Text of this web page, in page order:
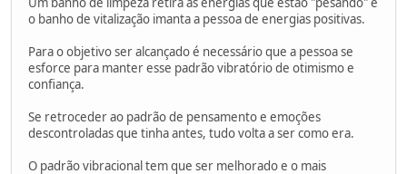
o banho de vitalização imanta a pessoa de energias positivas.
Para o objetivo ser alcançado é necessário que a pessoa se
esforce para manter esse padrão vibratório de otimismo e
confiança.
Se retroceder ao padrão de pensamento e emoções
descontroladas que tinha antes, tudo volta a ser como era.
O padrão vibracional tem que ser melhorado e o mais